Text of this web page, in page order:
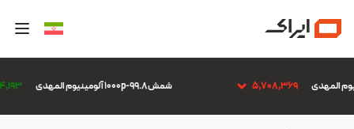
شمش 1000p-99.8 آلومینیوم المهدی 5,708,369